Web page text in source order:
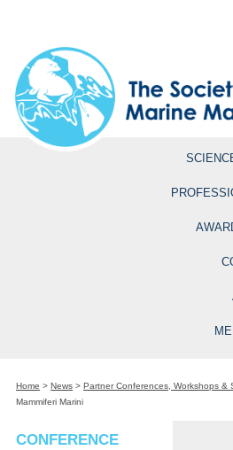
Home > News > Partner Conferences, Workshops &
Mammiferi Marini
CONFERENCE